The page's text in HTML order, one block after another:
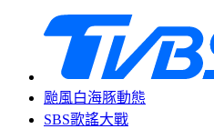
颱風白海豚動態
SBS歌謠大戰